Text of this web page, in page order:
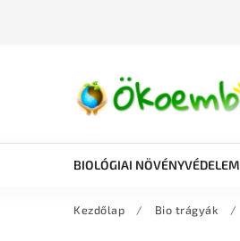
BIOLÓGIAI NÖVÉNYVÉDELEM
Kezdőlap / Bio trágyák /